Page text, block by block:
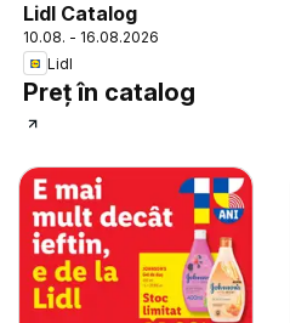
Lidl Catalog
10.08. - 16.08.2026
Lidl
Preț în catalog